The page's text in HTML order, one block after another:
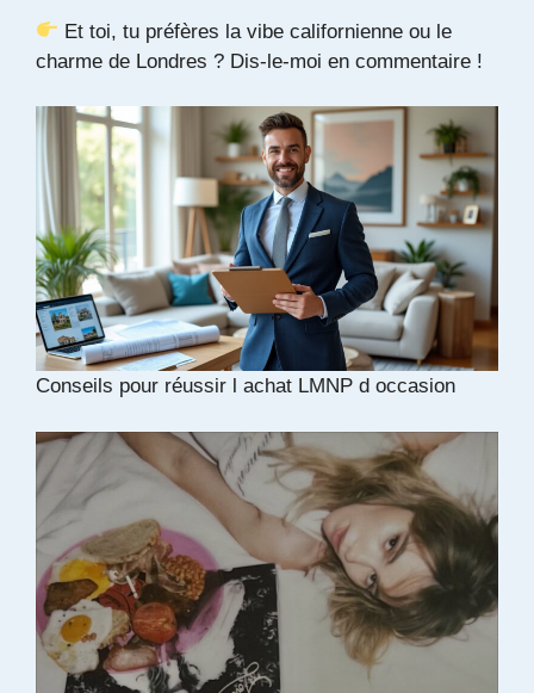
Et toi, tu préfères la vibe californienne ou le
charme de Londres ? Dis-le-moi en commentaire !
Conseils pour réussir l achat LMNP d occasion